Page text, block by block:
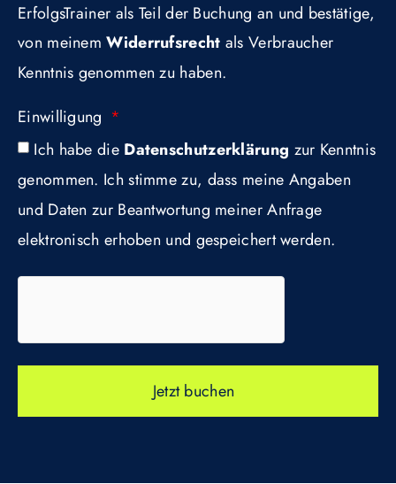
ErfolgsTrainer als Teil der Buchung an und bestätige,
von meinemWiderrufsrecht als Verbraucher
Kenntnis genommen zu haben.
Einwilligung
Ich habe die Datenschutzerklärung zur Kenntnis
genommen. Ich stimme zu, dass meine Angaben
und Daten zur Beantwortung meiner Anfrage
elektronisch erhoben und gespeichert werden.
Jetzt buchen